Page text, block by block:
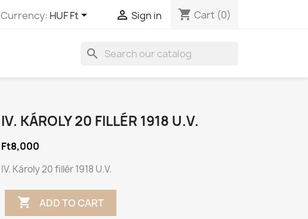
Currency: HUF Ft  Sign in shopping_cart Cart (0)
search
IV. KÁROLY 20 FILLÉR 1918 U.V.
Ft8,000
IV. Károly 20 fillér 1918 U.V.
 ADD TO CART